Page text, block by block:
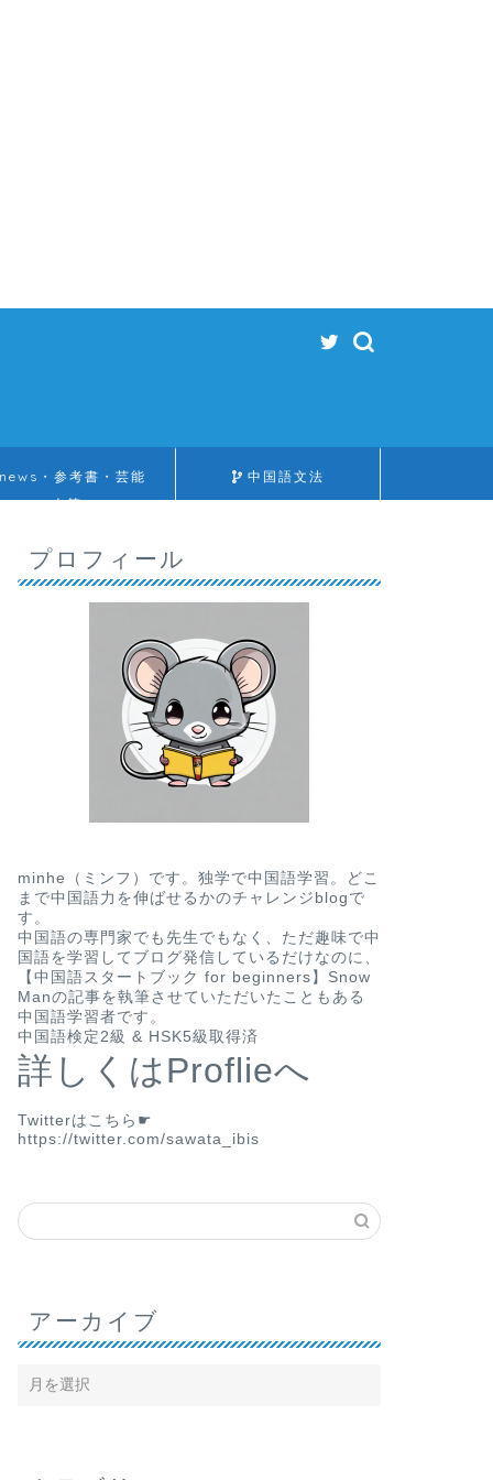
news・参考書・芸能
人等
中国語文法
プロフィール
minhe（ミンフ）です。独学で中国語学習。どこ
まで中国語力を伸ばせるかのチャレンジblogで
す。
中国語の専門家でも先生でもなく、ただ趣味で中
国語を学習してブログ発信しているだけなのに、
【中国語スタートブック for beginners】Snow
Manの記事を執筆させていただいたこともある
中国語学習者です。
中国語検定2級 & HSK5級取得済
詳しくはProflieへ
Twitterはこちら☛
https://twitter.com/sawata_ibis
アーカイブ